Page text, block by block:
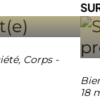
, Corps-
18